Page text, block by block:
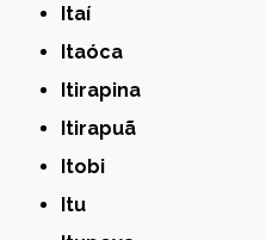
Itaí
Itaóca
Itirapina
Itirapuã
Itobi
Itu